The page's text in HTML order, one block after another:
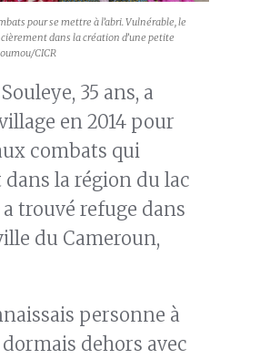
pour se mettre à l’abri. Vulnérable, le
dans la création d’une petite
CICR
35 ans, a
en 2014 pour
combats qui
dans la région du lac
a trouvé refuge dans
du Cameroun,
personne à
dormais dehors avec